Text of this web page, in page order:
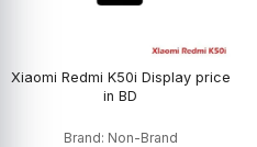
Xiaomi Redmi K50i Display price
in BD
Brand: Non-Brand